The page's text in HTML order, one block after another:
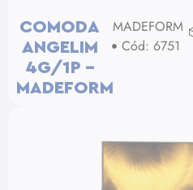
COMODA
ANGELIM
4G/1P –
MADEFORM
MADEFORM
Cód: 6751